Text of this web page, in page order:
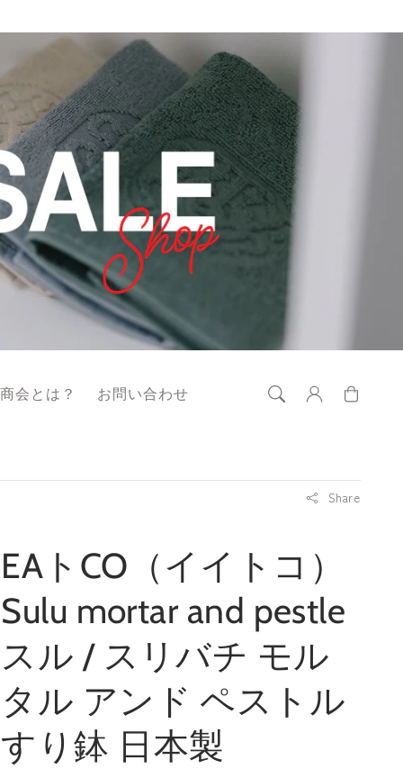
会とは？ お問い合わせ
グ
イ
ー
EAトCO（イイトコ）
Sulu mortar and pestle
スル / スリバチ モル
タル アンド ペストル
すり鉢 日本製
Share